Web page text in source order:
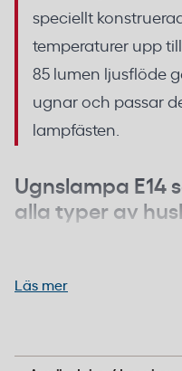
speciellt
temperaturer upp
85 lumen ljusflöde
ugnar och passar
lampfästen.
Ugnslampa E14
alla typer av
värmen i bakugnar.
Läs mer
inbyggnadsugnar med